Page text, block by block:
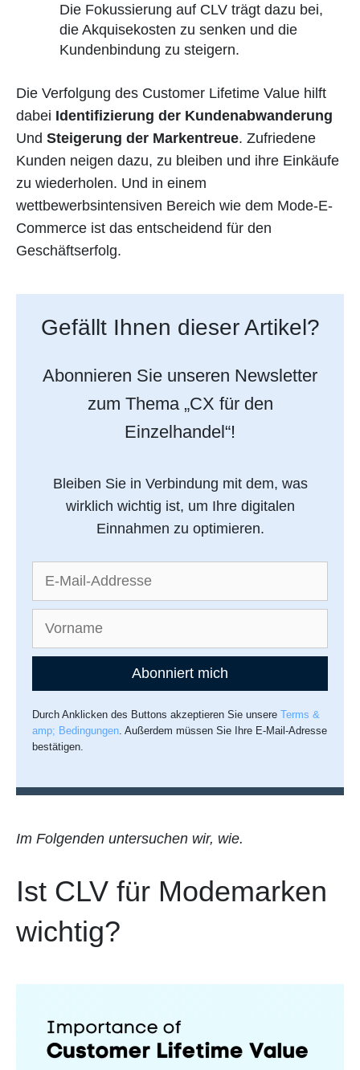
Die Fokussierung auf CLV trägt dazu bei,
die Akquisekosten zu senken und die
Kundenbindung zu steigern.
Die Verfolgung des Customer Lifetime Value hilft
dabei Identifizierung der Kundenabwanderung
Und Steigerung der Markentreue. Zufriedene
Kunden neigen dazu, zu bleiben und ihre Einkäufe
zu wiederholen. Und in einem
wettbewerbsintensiven Bereich wie dem Mode-E-
Commerce ist das entscheidend für den
Geschäftserfolg.
Gefällt Ihnen dieser Artikel?
Abonnieren Sie unseren Newsletter
zum Thema „CX für den
Einzelhandel“!
Bleiben Sie in Verbindung mit dem, was
wirklich wichtig ist, um Ihre digitalen
Einnahmen zu optimieren.
Abonniert mich
Durch Anklicken des Buttons akzeptieren Sie unsereTerms &
amp; Bedingungen. Außerdem müssen Sie Ihre E-Mail-Adresse
bestätigen.
Im Folgenden untersuchen wir, wie.
Ist CLV für Modemarken
wichtig?